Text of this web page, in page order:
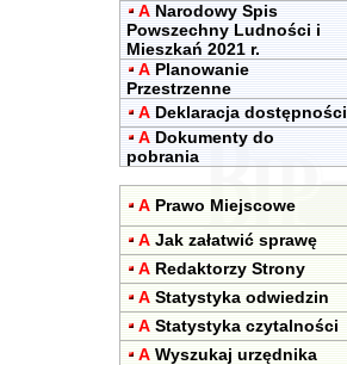
A Narodowy Spis
Powszechny Ludności i
Mieszkań 2021 r.
A Planowanie
Przestrzenne
A Deklaracja dostępności
A Dokumenty do
pobrania
A Prawo Miejscowe
A Jak załatwić sprawę
A Redaktorzy Strony
A Statystyka odwiedzin
A Statystyka czytalności
A Wyszukaj urzędnika